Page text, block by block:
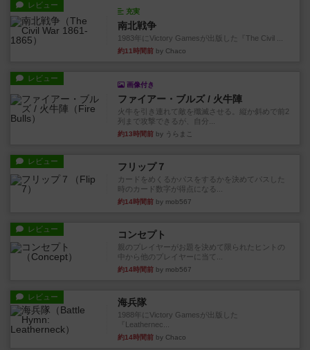
レビュー
充実
南北戦争
1983年にVictory Gamesが出版した『The Civil ...
約11時間前 by Chaco
レビュー
画像付き
ファイアー・ブルズ / 火牛陣
火牛を引き連れて敵を殲滅させる。縦か斜めで前2
列まで攻撃できるが、自分...
約13時間前 by うらまこ
レビュー フリップ７
カードをめくるかパスをするかを決めてパスした
時のカード数字が得点になる...
約14時間前 by mob567
レビュー コンセプト
親のプレイヤーがお題を決めて限られたヒントの
中から他のプレイヤーに当て...
約14時間前 by mob567
レビュー 海兵隊
1988年にVictory Gamesが出版した
『Leathernec...
約14時間前 by Chaco